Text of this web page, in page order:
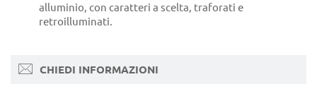
alluminio, con caratteri a scelta, traforati e
retroilluminati.
CHIEDI INFORMAZIONI